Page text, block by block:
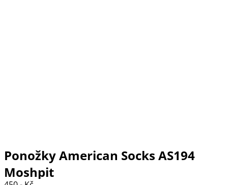
Ponožky American Socks AS194
Moshpit